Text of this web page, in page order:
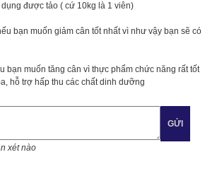
được tảo ( cứ 10kg là 1 viên)
bạn muốn giảm cân tốt nhất vì như vậy bạn sẽ có
bạn muốn tăng cân vì thực phẩm chức năng rất tốt
hỗ trợ hấp thu các chất dinh dưỡng
GỬI
xét nào